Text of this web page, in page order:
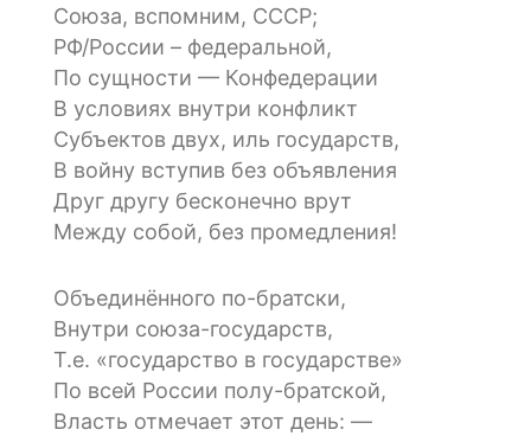
Союза, вспомним, СССР;
РФ/России – федеральной,
По сущности — Конфедерации
В условиях внутри конфликт
Субъектов двух, иль государств,
В войну вступив без объявления
Друг другу бесконечно врут
Между собой, без промедления!
Объединённого по-братски,
Внутри союза-государств,
Т.е. «государство в государстве»
По всей России полу-братской,
Власть отмечает этот день: —